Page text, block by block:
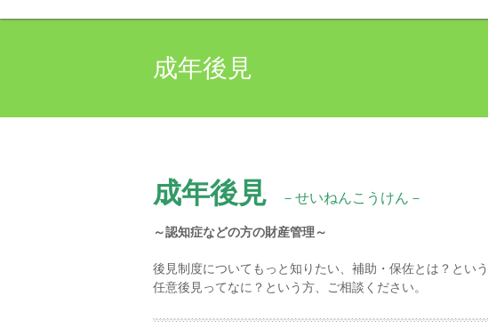
成年後見
成年後見 －せいねんこうけん－
～認知症などの方の財産管理～
後見制度についてもっと知りたい、補助・保佐とは？とい
任意後見ってなに？という方、ご相談ください。